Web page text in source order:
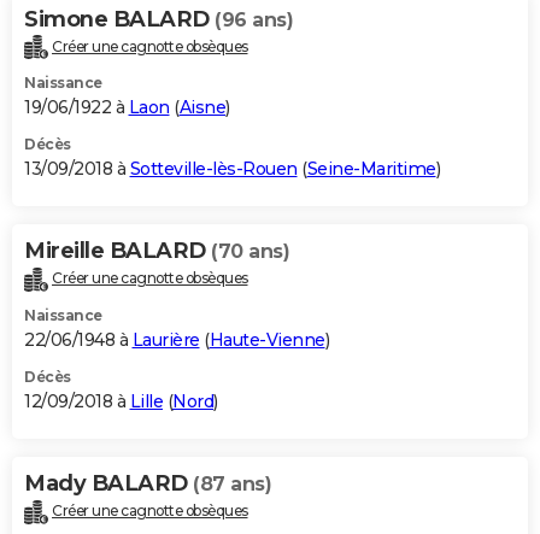
Simone BALARD (96 ans)
Créer une cagnotte obsèques
Naissance
19/06/1922 à Laon (Aisne)
Décès
13/09/2018 à Sotteville-lès-Rouen (Seine-Maritime)
Mireille BALARD (70 ans)
Créer une cagnotte obsèques
Naissance
22/06/1948 à Laurière (Haute-Vienne)
Décès
12/09/2018 à Lille (Nord)
Mady BALARD (87 ans)
Créer une cagnotte obsèques